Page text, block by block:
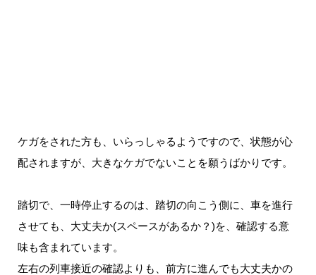
ケガをされた方も、いらっしゃるようですので、状態が心
配されますが、大きなケガでないことを願うばかりです。
踏切で、一時停止するのは、踏切の向こう側に、車を進行
させても、大丈夫か(スペースがあるか？)を、確認する意
味も含まれています。
左右の列車接近の確認よりも、前方に進んでも大丈夫かの